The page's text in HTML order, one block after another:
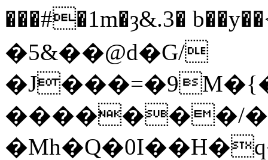
���#�1m�ȝ&.3�
�5&��@d�G/
�������/